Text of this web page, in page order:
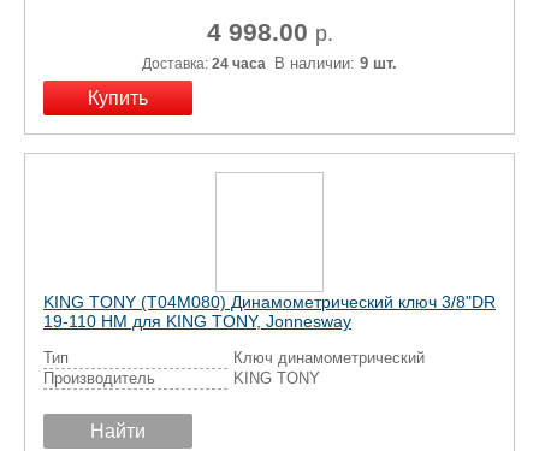
4 998.00 р.
Доставка: 24 часа В наличии: 9 шт.
KING TONY (Т04М080) Динамометрический ключ 3/8"DR
19-110 НМ для KING TONY, Jonnesway
Тип
Ключ динамометрический
Производитель
KING TONY
Найти